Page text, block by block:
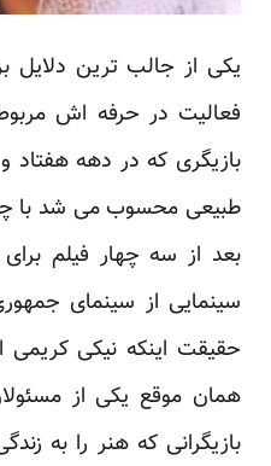
یکی از جالب ترین دلایل
فعالیت در حرفه اش
بازیگری که در دهه هفتاد
طبیعی محسوب می شد با
بعد از سه چهار فیلم
سینمایی از سینمای
حقیقت اینکه نیکی
همان موقع یکی از
بازیگرانی که هنر را به